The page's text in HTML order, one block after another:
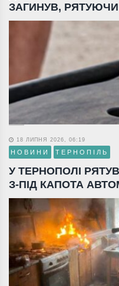
ЗАГИНУВ,
18 ЛИПНЯ 2026, 06:19
НОВИНИ ТЕРНОПІЛЬ
У ТЕРНОПОЛІ
З-ПІД КАПОТА